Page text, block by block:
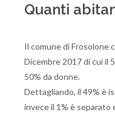
Quanti
Il comune di Frosolone
Dicembre 2017 di cui il
50% da donne.
Dettagliando, il 49% è
invece il 1% è separato